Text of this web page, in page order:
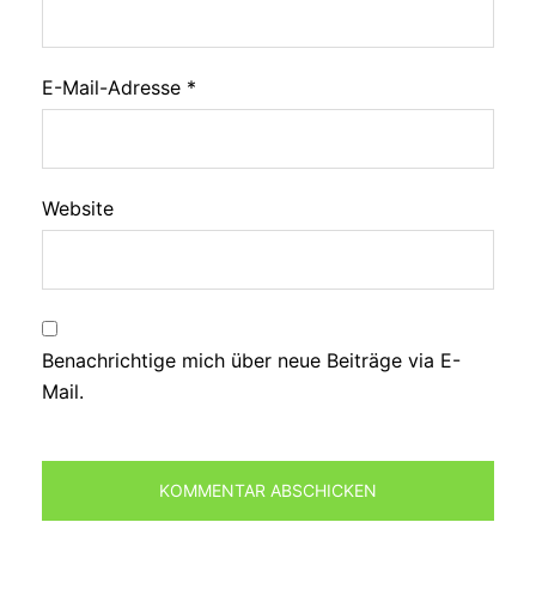
E-Mail-Adresse *
Website
Benachrichtige mich über neue Beiträge via E-
Mail.